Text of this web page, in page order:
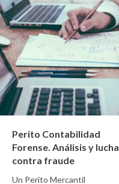
Perito Contabilidad
Forense. Análisis y lucha
contra fraude
Un Perito Mercantil